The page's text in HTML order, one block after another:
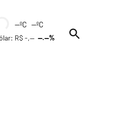
--ºC --ºC
R$ -,----.--%
Open
Search